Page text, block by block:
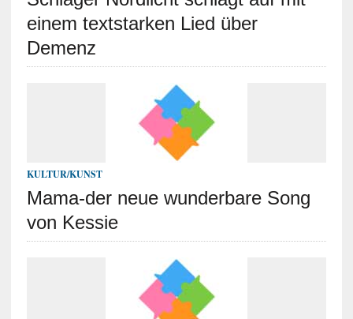
einem textstarken Lied über
Demenz
KULTUR/KUNST
Mama-der neue wunderbare Song
von Kessie